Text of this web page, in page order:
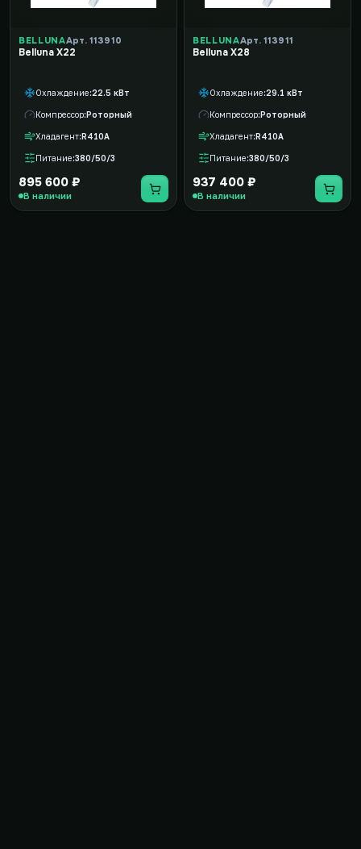
BELLUNAАрт. 113910
Belluna X22
Охлаждение 22.5 кВт
Компрессор Роторный
Хладагент R410A
Питание 380/50/3
895 600 ₽
В наличии
BELLUNAАрт. 113911
Belluna X28
Охлаждение 29.1 кВт
Компрессор Роторный
Хладагент R410A
Питание 380/50/3
937 400 ₽
В наличии